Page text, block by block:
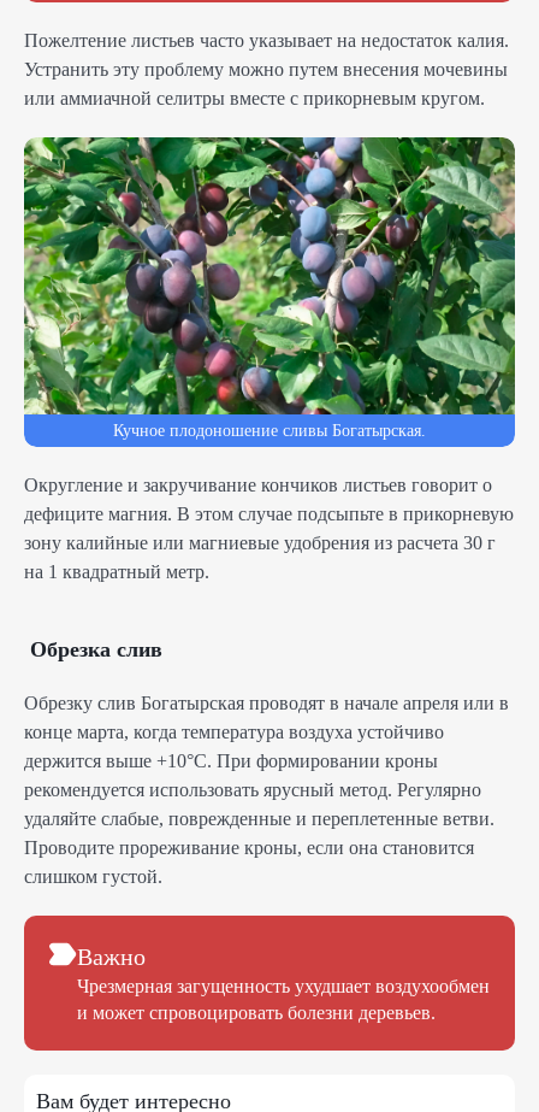
Пожелтение листьев часто указывает на недостаток калия.
Устранить эту проблему можно путем внесения мочевины
или аммиачной селитры вместе с прикорневым кругом.
Кучное плодоношение сливы Богатырская.
Округление и закручивание кончиков листьев говорит о
дефиците магния. В этом случае подсыпьте в прикорневую
зону калийные или магниевые удобрения из расчета 30 г
на 1 квадратный метр.
Обрезка слив
Обрезку слив Богатырская проводят в начале апреля или в
конце марта, когда температура воздуха устойчиво
держится выше +10°С. При формировании кроны
рекомендуется использовать ярусный метод. Регулярно
удаляйте слабые, поврежденные и переплетенные ветви.
Проводите прореживание кроны, если она становится
слишком густой.
Важно
Чрезмерная загущенность ухудшает воздухообмен
и может спровоцировать болезни деревьев.
Вам будет интересно